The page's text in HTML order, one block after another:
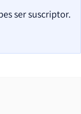
ser suscriptor.